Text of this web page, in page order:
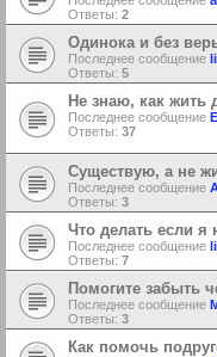
Ответы: 2
Одинока и без
Последнее сообщение
Ответы: 5
Не знаю, как жить
Последнее сообщение
Ответы: 37
Существую, а не
Последнее сообщение
Ответы: 3
Что делать если
Последнее сообщение
Ответы: 7
Помогите забыть
Последнее сообщение
Ответы: 3
Как помочь